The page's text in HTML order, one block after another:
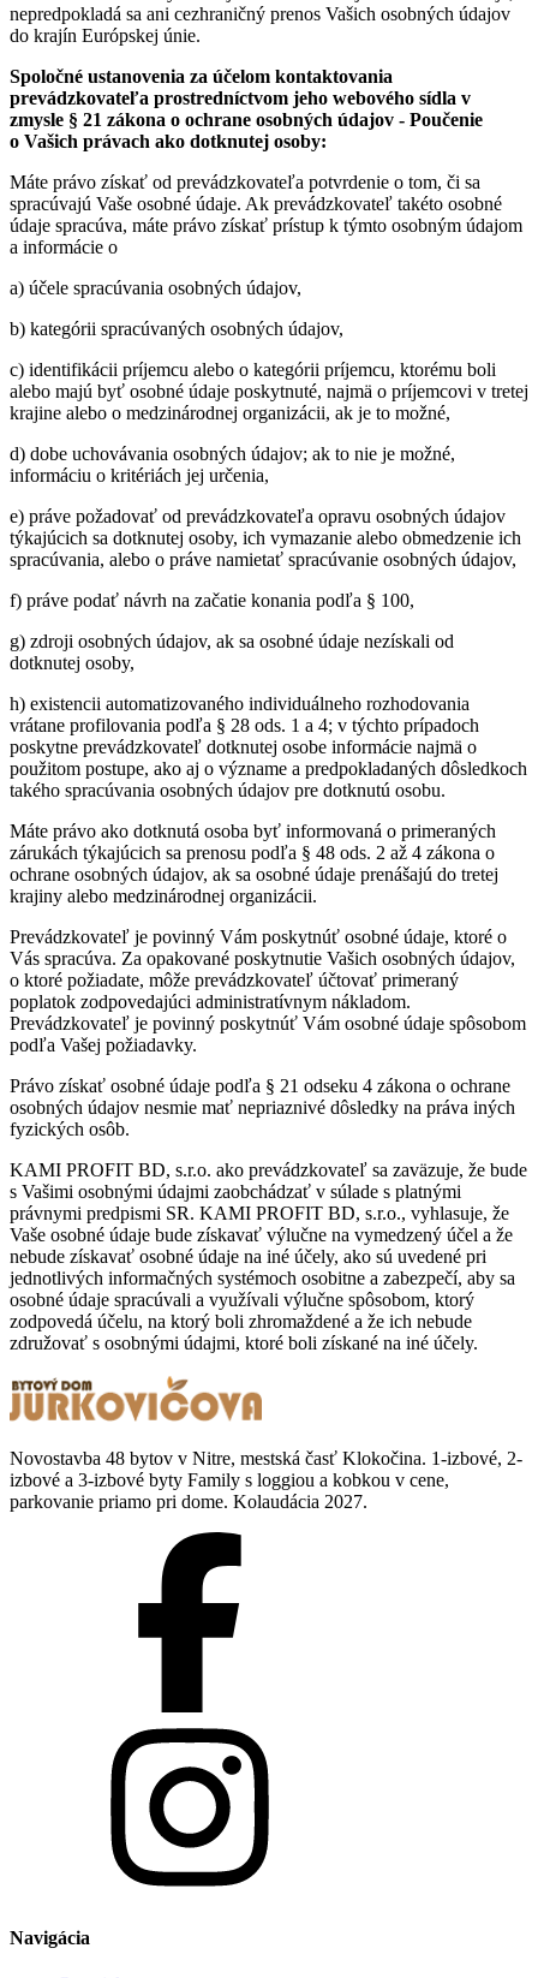
nepredpokladá sa ani cezhraničný prenos Vašich osobných údajov
do krajín Európskej únie.
Spoločné ustanovenia za účelom kontaktovania
prevádzkovateľa prostredníctvom jeho webového sídla v
zmysle § 21 zákona o ochrane osobných údajov - Poučenie
o Vašich právach ako dotknutej osoby:
Máte právo získať od prevádzkovateľa potvrdenie o tom, či sa
spracúvajú Vaše osobné údaje. Ak prevádzkovateľ takéto osobné
údaje spracúva, máte právo získať prístup k týmto osobným údajom
a informácie o
a) účele spracúvania osobných údajov,
b) kategórii spracúvaných osobných údajov,
c) identifikácii príjemcu alebo o kategórii príjemcu, ktorému boli
alebo majú byť osobné údaje poskytnuté, najmä o príjemcovi v tretej
krajine alebo o medzinárodnej organizácii, ak je to možné,
d) dobe uchovávania osobných údajov; ak to nie je možné,
informáciu o kritériách jej určenia,
e) práve požadovať od prevádzkovateľa opravu osobných údajov
týkajúcich sa dotknutej osoby, ich vymazanie alebo obmedzenie ich
spracúvania, alebo o práve namietať spracúvanie osobných údajov,
f) práve podať návrh na začatie konania podľa § 100,
g) zdroji osobných údajov, ak sa osobné údaje nezískali od
dotknutej osoby,
h) existencii automatizovaného individuálneho rozhodovania
vrátane profilovania podľa § 28 ods. 1 a 4; v týchto prípadoch
poskytne prevádzkovateľ dotknutej osobe informácie najmä o
použitom postupe, ako aj o význame a predpokladaných dôsledkoch
takého spracúvania osobných údajov pre dotknutú osobu.
Máte právo ako dotknutá osoba byť informovaná o primeraných
zárukách týkajúcich sa prenosu podľa § 48 ods. 2 až 4 zákona o
ochrane osobných údajov, ak sa osobné údaje prenášajú do tretej
krajiny alebo medzinárodnej organizácii.
Prevádzkovateľ je povinný Vám poskytnúť osobné údaje, ktoré o
Vás spracúva. Za opakované poskytnutie Vašich osobných údajov,
o ktoré požiadate, môže prevádzkovateľ účtovať primeraný
poplatok zodpovedajúci administratívnym nákladom.
Prevádzkovateľ je povinný poskytnúť Vám osobné údaje spôsobom
podľa Vašej požiadavky.
Právo získať osobné údaje podľa § 21 odseku 4 zákona o ochrane
osobných údajov nesmie mať nepriaznivé dôsledky na práva iných
fyzických osôb.
KAMI PROFIT BD, s.r.o. ako prevádzkovateľ sa zaväzuje, že bude
s Vašimi osobnými údajmi zaobchádzať v súlade s platnými
právnymi predpismi SR. KAMI PROFIT BD, s.r.o., vyhlasuje, že
Vaše osobné údaje bude získavať výlučne na vymedzený účel a že
nebude získavať osobné údaje na iné účely, ako sú uvedené pri
jednotlivých informačných systémoch osobitne a zabezpečí, aby sa
osobné údaje spracúvali a využívali výlučne spôsobom, ktorý
zodpovedá účelu, na ktorý boli zhromaždené a že ich nebude
združovať s osobnými údajmi, ktoré boli získané na iné účely.
Novostavba 48 bytov v Nitre, mestská časť Klokočina. 1-izbové, 2-
izbové a 3-izbové byty Family s loggiou a kobkou v cene,
parkovanie priamo pri dome. Kolaudácia 2027.
Navigácia